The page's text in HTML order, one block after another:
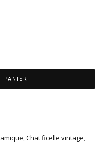
PANIER
,Chat ficelle vintage,